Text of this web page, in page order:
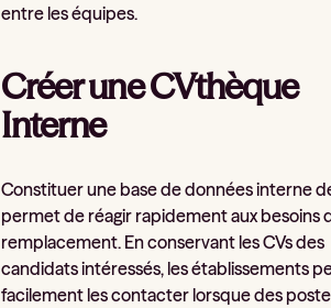
entre les équipes.
Créer une CVthèque
Interne
Constituer une base de données interne
permet de réagir rapidement aux besoins
remplacement. En conservant les CVs des
candidats intéressés, les établissements
facilement les contacter lorsque des